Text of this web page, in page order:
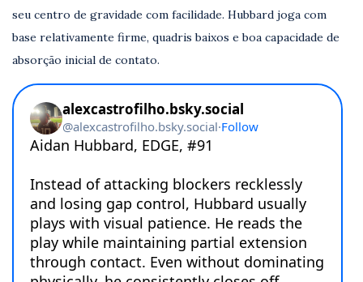
seu centro de gravidade com facilidade. Hubbard joga com
base relativamente firme, quadris baixos e boa capacidade de
absorção inicial de contato.